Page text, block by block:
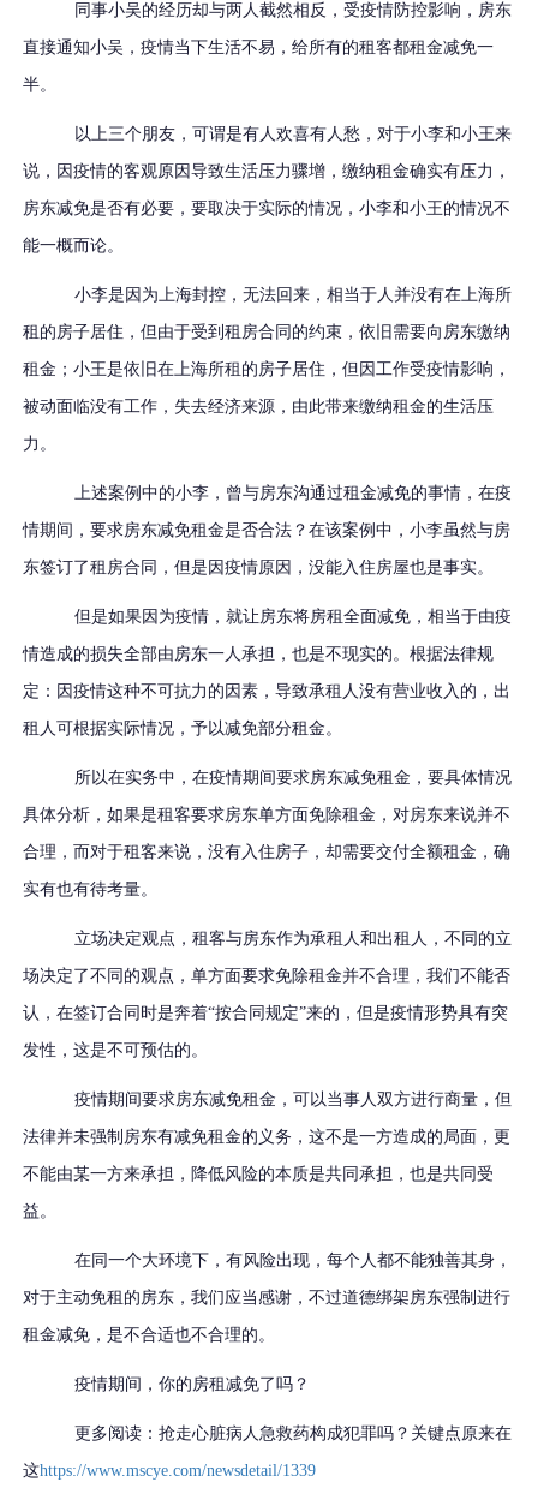
同事小吴的经历却与两人截然相反 ，受疫情防控影响，房东
直接通知小吴，疫情当下生活不易，给所有的租客都租金减免一
半。
以上三个朋友，可谓是有人欢喜有人愁 ，对于小李和小王来
说，因疫情的客观原因导致生活压力骤增，缴纳租金确实有压力 ，
房东减免是否有必要，要取决于实际的情况，小李和小王的情况不
能一概而论。
小李是因为上海封控，无法回来，相当于人并没有在上海所
租的房子居住，但由于受到租房合同的约束，依旧需要向房东缴纳
租金 ；小王是依旧在上海所租的房子居住，但因工作受疫情影响，
被动面临没有工作，失去经济来源，由此带来缴纳租金的生活压
力。
上述案例中的小李，曾与房东沟通过租金减免的事情，在疫
情期间，要求房东减免租金是否合法？在该案例中，小李虽然与房
东签订了租房合同，但是因疫情原因，没能入住房屋也是事实。
但是如果因为疫情，就让房东将房租全面减免，相当于由疫
情造成的损失全部由房东一人承担，也是不现实的。根据法律规
定：因疫情这种不可抗力的因素，导致承租人没有营业收入的，出
租人可根据实际情况，予以减免部分租金。
所以在实务中，在疫情期间要求房东减免租金，要具体情况
具体分析 ，如果是租客要求房东单方面免除租金，对房东来说并不
合理，而对于租客来说，没有入住房子，却需要交付全额租金，确
实有也有待考量。
立场决定观点，租客与房东作为承租人和出租人，不同的立
场决定了不同的观点 ，单方面要求免除租金并不合理 ，我们不能否
认，在签订合同时是奔着“按合同规定”来的，但是疫情形势具有突
发性，这是不可预估的。
疫情期间要求房东减免租金，可以当事人双方进行商量，但
法律并未强制房东有减免租金的义务 ，这不是一方造成的局面，更
不能由某一方来承担 ， 降低风险的本质是共同承担，也是共同受
益。
在同一个大环境下，有风险出现，每个人都不能独善其身 ，
对于主动免租的房东，我们应当感谢，不过道德绑架房东强制进行
租金减免，是不合适也不合理的。
疫情期间，你的房租减免了吗？
更多阅读：抢走心脏病人急救药构成犯罪吗？关键点原来在
这https://www.mscye.com/newsdetail/1339